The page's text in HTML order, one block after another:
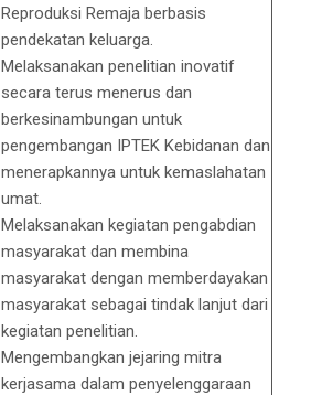
Reproduksi Remaja berbasis
pendekatan keluarga.
Melaksanakan penelitian inovatif
secara terus menerus dan
berkesinambungan untuk
pengembangan IPTEK Kebidanan dan
menerapkannya untuk kemaslahatan
umat.
Melaksanakan kegiatan pengabdian
masyarakat dan membina
masyarakat dengan memberdayakan
masyarakat sebagai tindak lanjut dari
kegiatan penelitian.
Mengembangkan jejaring mitra
kerjasama dalam penyelenggaraan